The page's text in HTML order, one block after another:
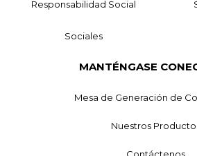
Responsabilidad Social
Sociales
MANTÉNGASE
Mesa de Generación de
Nuestros
Contáctenos